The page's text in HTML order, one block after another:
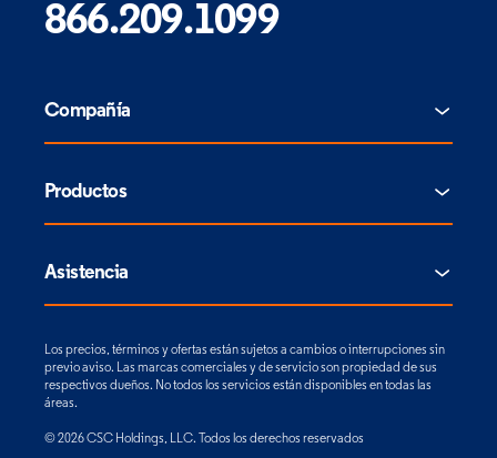
866.209.1099
Compañía
Productos
Asistencia
Los precios, términos y ofertas están sujetos a cambios o interrupciones sin
previo aviso. Las marcas comerciales y de servicio son propiedad de sus
respectivos dueños. No todos los servicios están disponibles en todas las
áreas.
© 2026 CSC Holdings, LLC. Todos los derechos reservados